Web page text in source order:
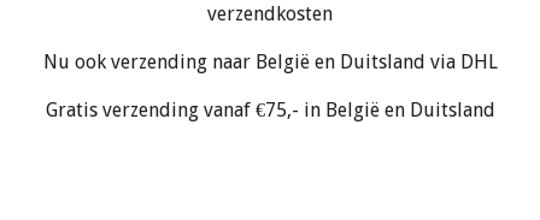
verzendkosten
Nu ook verzending naar België en Duitsland via DHL
Gratis verzending vanaf €75,- in België en Duitsland